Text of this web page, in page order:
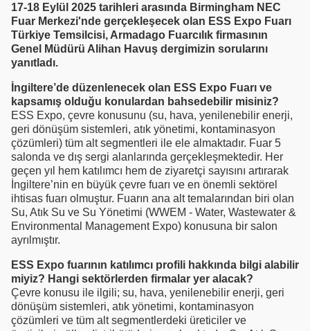
17-18 Eylül 2025 tarihleri arasında Birmingham NEC
Fuar Merkezi'nde gerçekleşecek olan ESS Expo Fuarı
Türkiye Temsilcisi, Armadago Fuarcılık firmasının
Genel Müdürü Alihan Havuş dergimizin sorularını
yanıtladı.
İngiltere’de düzenlenecek olan ESS Expo Fuarı ve
kapsamış olduğu konulardan bahsedebilir misiniz?
ESS Expo, çevre konusunu (su, hava, yenilenebilir enerji,
geri dönüşüm sistemleri, atık yönetimi, kontaminasyon
çözümleri) tüm alt segmentleri ile ele almaktadır. Fuar 5
salonda ve dış sergi alanlarında gerçekleşmektedir. Her
geçen yıl hem katılımcı hem de ziyaretçi sayısını artırarak
İngiltere’nin en büyük çevre fuarı ve en önemli sektörel
ihtisas fuarı olmuştur. Fuarın ana alt temalarından biri olan
Su, Atık Su ve Su Yönetimi (WWEM - Water, Wastewater &
Environmental Management Expo) konusuna bir salon
ayrılmıştır.
ESS Expo fuarının katılımcı profili hakkında bilgi alabilir
miyiz? Hangi sektörlerden firmalar yer alacak?
Çevre konusu ile ilgili; su, hava, yenilenebilir enerji, geri
dönüşüm sistemleri, atık yönetimi, kontaminasyon
çözümleri ve tüm alt segmentlerdeki üreticiler ve